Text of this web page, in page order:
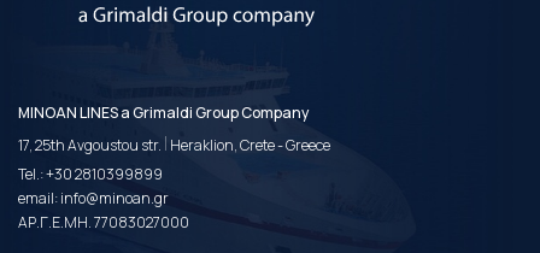
MINOAN LINES a Grimaldi Group Company
17, 25th Avgoustou str. | Heraklion, Crete - Greece
Tel.:+30 2810399899
email:info@minoan.gr
ΑΡ.Γ.Ε.ΜΗ. 77083027000